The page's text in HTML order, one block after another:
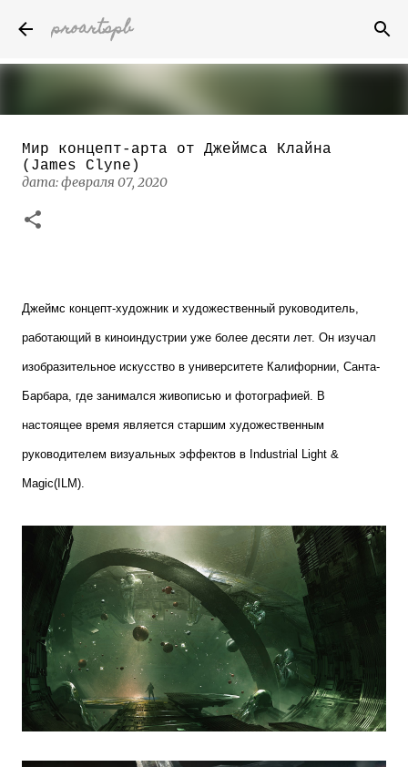
proartspb
Бумажные скульптуры канадского
художника Келвина Николса (Calvin
Nicholls)
Мир концепт-арта от Джеймса Клайна
(James Clyne)
дата:февраля 07, 2020
Джеймс концепт-художник и художественный руководитель,
работающий в киноиндустрии уже более десяти лет. Он изучал
изобразительное искусство в университете Калифорнии, Санта-
Барбара, где занимался живописью и фотографией. В
настоящее время является старшим художественным
руководителем визуальных эффектов в Industrial Light &
Magic( ILM).